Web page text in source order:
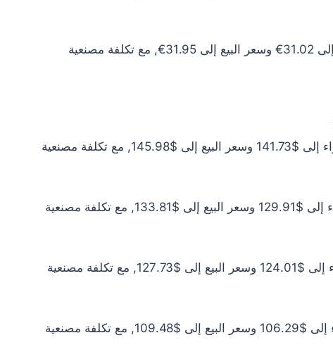
سعر الذهب عيار 6 اليوم يبلغ 28.20€ للشراء الخام و29.05€ للبيع الخام. أما مع إضافة المصنعية، فيرتفع سعر الشراء إلى 31.02€ وسعر البيع إلى 31.95€, مع تكلفة مصنعية
سعر الذهب عيار 24 اليوم يبلغ $128.84 للشراء الخام و$132.71 للبيع الخام. أما مع إضافة المصنعية، فيرتفع سعر الشراء إلى $141.73 وسعر البيع إلى $145.98, مع تكلفة مصنعية
سعر الذهب عيار 22 اليوم يبلغ $118.10 للشراء الخام و$121.65 للبيع الخام. أما مع إضافة المصنعية، فيرتفع سعر الشراء إلى $129.91 وسعر البيع إلى $133.81, مع تكلفة مصنعية
سعر الذهب عيار 21 اليوم يبلغ $112.74 للشراء الخام و$116.12 للبيع الخام. أما مع إضافة المصنعية، فيرتفع سعر الشراء إلى $124.01 وسعر البيع إلى $127.73, مع تكلفة مصنعية
سعر الذهب عيار 18 اليوم يبلغ $96.63 للشراء الخام و$99.53 للبيع الخام. أما مع إضافة المصنعية، فيرتفع سعر الشراء إلى $106.29 وسعر البيع إلى $109.48, مع تكلفة مصنعية